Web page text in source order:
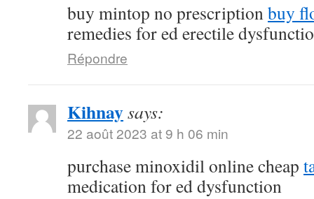
buy mintop no prescriptionbuy
remedies for ed erectile
Répondre
Kihnaysays:
22 août 2023 at 9 h 06 min
purchase minoxidil online cheap
medication for ed dysfunction